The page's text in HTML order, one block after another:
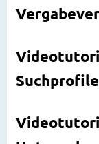
Suchprofile